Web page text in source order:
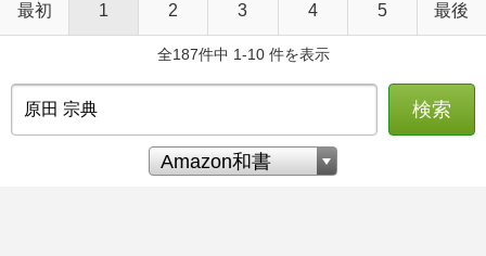
最初 1 2 3 4 5 最後
全187件中 1-10 件を表示
検索